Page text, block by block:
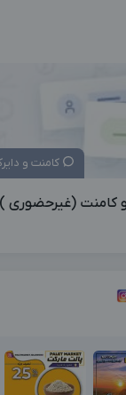
کامنت و
کامنت (غیرحضوری )